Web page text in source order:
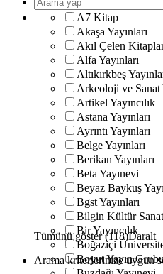
A7 Kitap
Akaşa Yayınları
Akıl Çelen
Alfa Yayınları
Altıkırkbeş
Arkeoloji ve Sanat
Artikel Yayıncılık
Astana Yayınları
Ayrıntı Yayınları
Belge Yayınları
Berikan Yayınları
Beta Yayınevi
Beyaz Baykuş
Bgst Yayınları
Bilgin Kültür Sanat
Bir Yayıncılık
Boğaziçi
Boyut Yayın
Tümünü göster (118)Daralt
Arama kriterlerinize uygun